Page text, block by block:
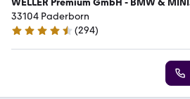
WELLER Premium GmbH - BMW & MINI
Vertragshändler
33104 Paderborn
4.6 Sterne
(294)